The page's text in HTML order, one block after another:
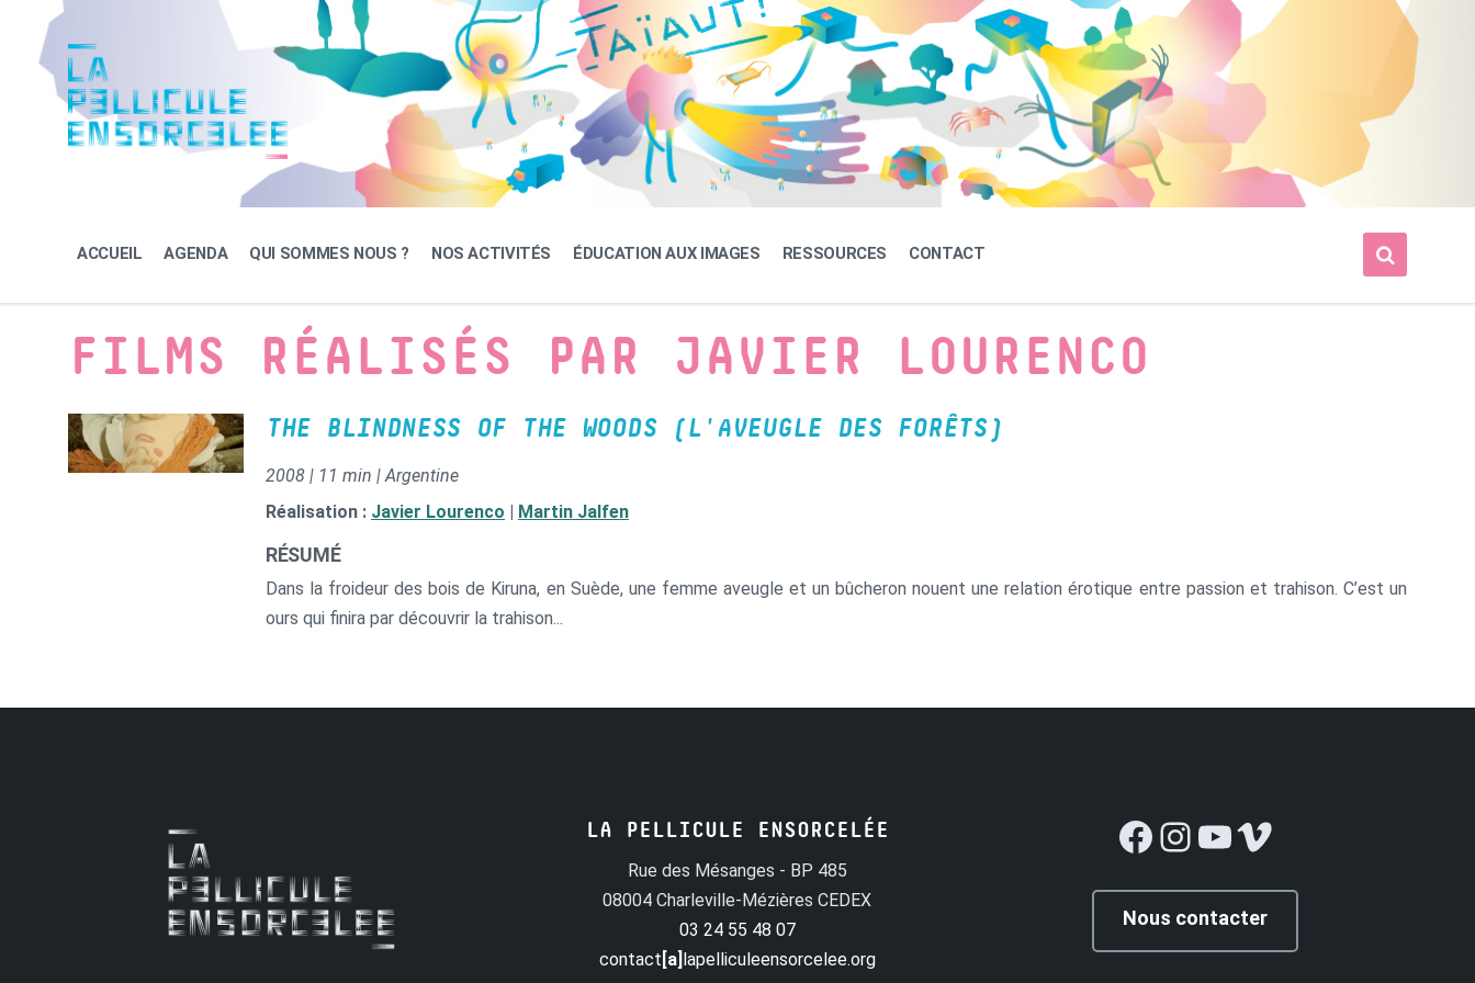
content
navigation
footer
ACCUEIL AGENDA QUI SOMMES NOUS ? NOS ACTIVITÉS ÉDUCATION AUX IMAGES RESSOURCES CONTACT
FILMS RÉALISÉS PAR JAVIER LOURENCO
THE BLINDNESS OF THE WOODS (L'AVEUGLE DES FORÊTS)
2008 | 11 min | Argentine
Réalisation : Javier Lourenco | Martin Jalfen
RÉSUMÉ
Dans la froideur des bois de Kiruna, en Suède, une femme aveugle et un bûcheron nouent une relation érotique entre passion et trahison. C’est un
ours qui finira par découvrir la trahison...
LA PELLICULE ENSORCELÉE
Rue des Mésanges - BP 485
08004 Charleville-Mézières CEDEX
03 24 55 48 07
contact [a] lapelliculeensorcelee.org
Facebook
Instagram
YouTube
Vimeo
Nous contacter